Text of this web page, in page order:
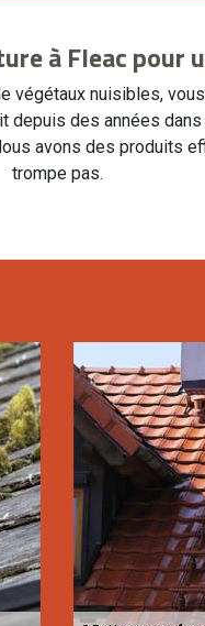
à Fleac pour
nuisibles,
des années
avons des produits
trompe pas.